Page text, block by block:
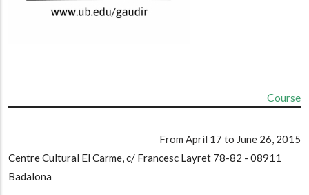
Course
From April 17 to June 26, 2015
Centre Cultural El Carme, c/ Francesc Layret 78-82 - 08911
Badalona